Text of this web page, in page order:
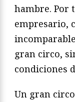
hambre. Por
empresario,
gran circo,
condiciones
Un gran